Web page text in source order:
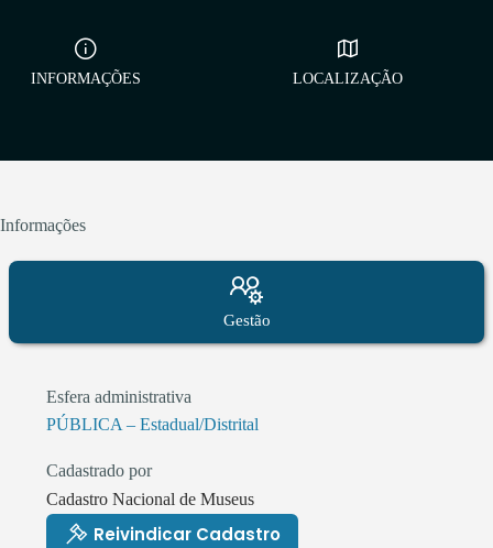
INFORMAÇÕES LOCALIZAÇÃO
Informações
Gestão
Esfera administrativa
PÚBLICA – Estadual/Distrital
Cadastrado por
Cadastro Nacional de Museus
Reivindicar Cadastro